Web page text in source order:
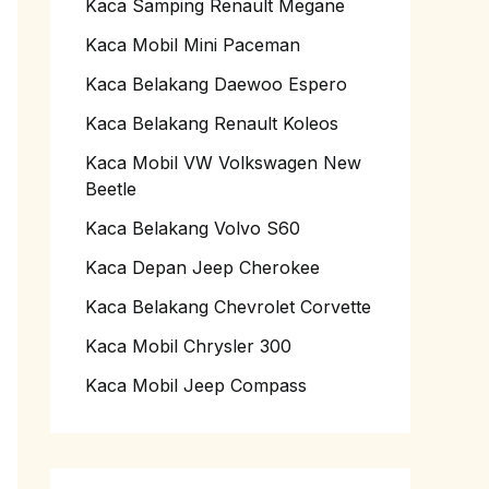
Kaca Samping Renault Megane
Kaca Mobil Mini Paceman
Kaca Belakang Daewoo Espero
Kaca Belakang Renault Koleos
Kaca Mobil VW Volkswagen New
Beetle
Kaca Belakang Volvo S60
Kaca Depan Jeep Cherokee
Kaca Belakang Chevrolet Corvette
Kaca Mobil Chrysler 300
Kaca Mobil Jeep Compass